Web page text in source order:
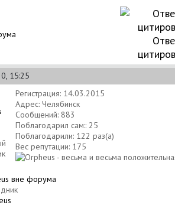
15:25
Регистрация: 14.03.2015
Адрес: Челябинск
Сообщений: 883
Поблагодарил сам:: 25
Поблагодарили: 122 раз(а)
Вес репутации: 175